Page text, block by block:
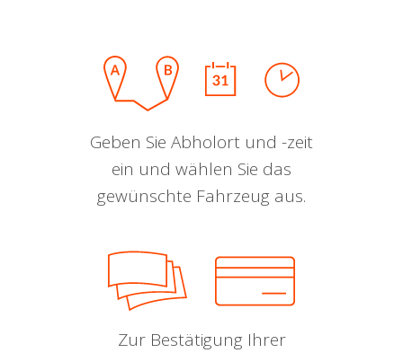
Geben Sie Abholort und -zeit
ein und wählen Sie das
gewünschte Fahrzeug aus.
Zur Bestätigung Ihrer